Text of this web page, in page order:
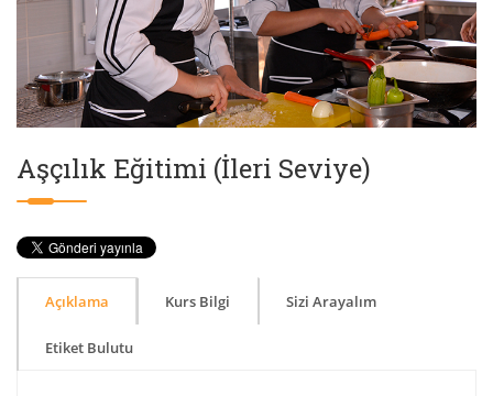
Aşçılık Eğitimi (İleri Seviye)
Açıklama Kurs Bilgi Sizi Arayalım
Etiket Bulutu